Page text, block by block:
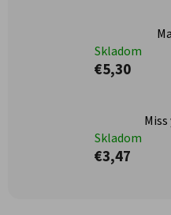
Skladom
€5,30
Skladom
€3,47